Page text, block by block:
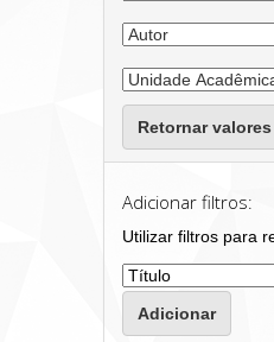
Retornar valores
Adicionar filtros:
Utilizar filtros para